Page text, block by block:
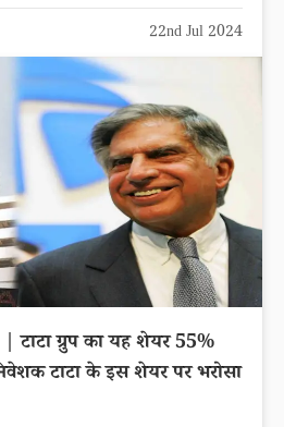
22nd Jul 2024
ग्रुप का यह शेयर 55%
टाटा के इस शेयर पर भरोसा